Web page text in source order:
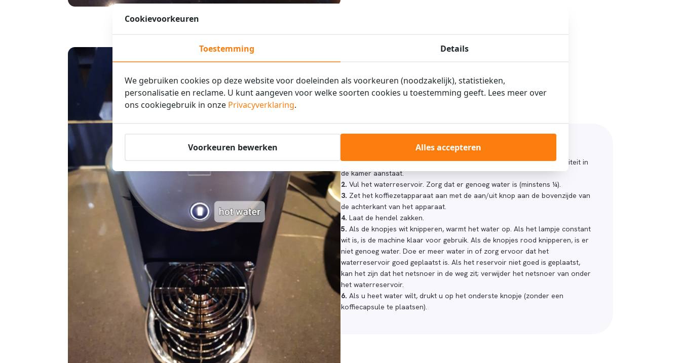
Om heet water te zetten:
1.Zorg ervoor dat de koffiemachine is aangesloten en dat de elektriciteit in
de kamer aanstaat.
2. Vul het waterreservoir. Zorg dat er genoeg water is (minstens ¼).
3. Zet het koffiezetapparaat aan met de aan/uit knop aan de bovenzijde van
de achterkant van het apparaat.
4. Laat de hendel zakken.
5. Als de knopjes wit knipperen, warmt het water op. Als het lampje constant
wit is, is de machine klaar voor gebruik. Als de knopjes rood knipperen, is er
niet genoeg water. Doe er meer water in of zorg ervoor dat het
waterreservoir goed geplaatst is. Als het reservoir niet goed is geplaatst,
kan het zijn dat het netsnoer in de weg zit; verwijder het netsnoer van onder
het waterreservoir.
6. Als u heet water wilt, drukt u op het onderste knopje (zonder een
koffiecapsule te plaatsen).
Cookievoorkeuren
Toestemming Details
We gebruiken cookies op deze website voor doeleinden als voorkeuren (noodzakelijk), statistieken,
personalisatie en reclame. U kunt aangeven voor welke soorten cookies u toestemming geeft. Lees meer over
ons cookiegebruik in onze Privacyverklaring.
Voorkeuren bewerken Alles accepteren